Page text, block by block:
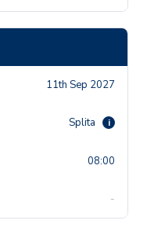
11th Sep 2027
Splita i
08:00
-